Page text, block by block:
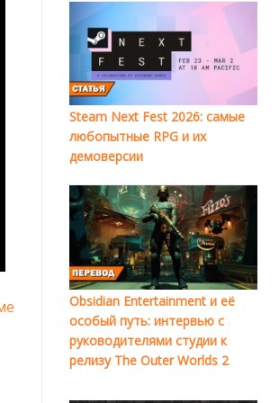
Steam Next Fest 2026: самые
любопытные RPG и их
демоверсии
Obsidian Entertainment и её
особый путь: интервью с
руководителями студии к
релизу The Outer Worlds 2